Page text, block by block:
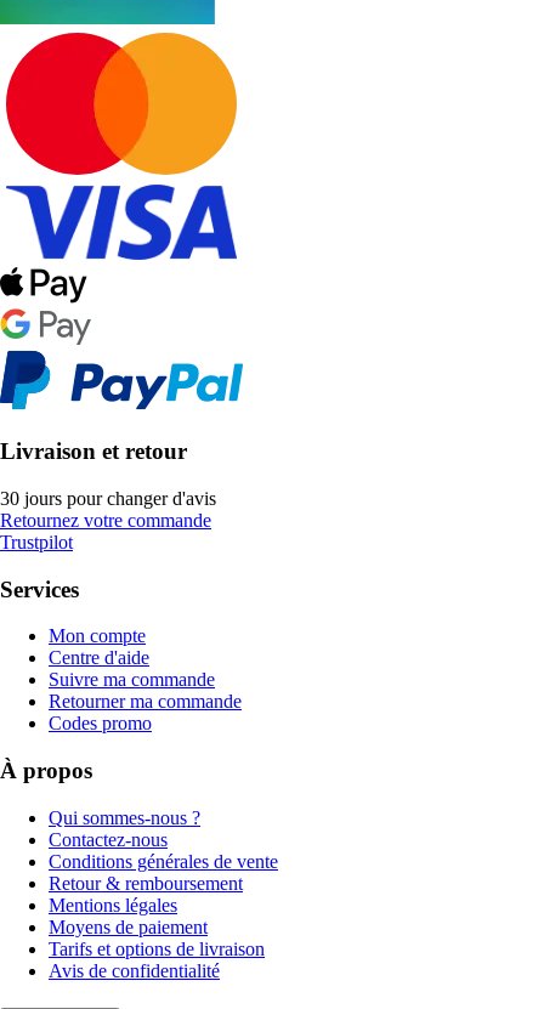
Livraison et retour
30 jours pour changer d'avis
Retournez votre commande
Trustpilot
Services
Mon compte
Centre d'aide
Suivre ma commande
Retourner ma commande
Codes promo
À propos
Qui sommes-nous ?
Contactez-nous
Conditions générales de vente
Retour & remboursement
Mentions légales
Moyens de paiement
Tarifs et options de livraison
Avis de confidentialité